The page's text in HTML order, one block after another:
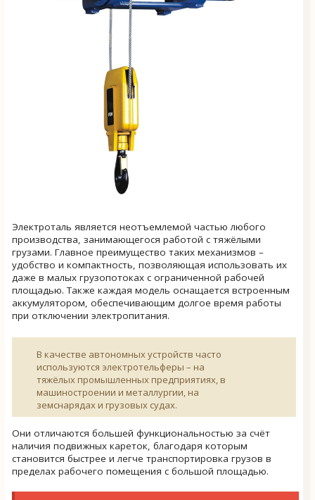
Электроталь является неотъемлемой частью любого
производства, занимающегося работой с тяжёлыми
грузами. Главное преимущество таких механизмов –
удобство и компактность, позволяющая использовать их
даже в малых грузопотоках с ограниченной рабочей
площадью. Также каждая модель оснащается встроенным
аккумулятором, обеспечивающим долгое время работы
при отключении электропитания.
В качестве автономных устройств часто
используются электротельферы – на
тяжёлых промышленных предприятиях, в
машиностроении и металлургии, на
земснарядах и грузовых судах.
Они отличаются большей функциональностью за счёт
наличия подвижных кареток, благодаря которым
становится быстрее и легче транспортировка грузов в
пределах рабочего помещения с большой площадью.